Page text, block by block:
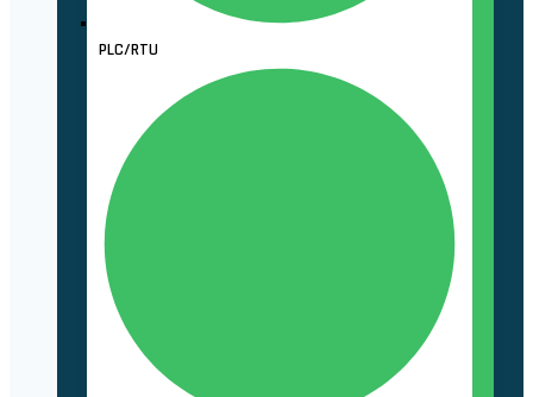
PLC/RTU